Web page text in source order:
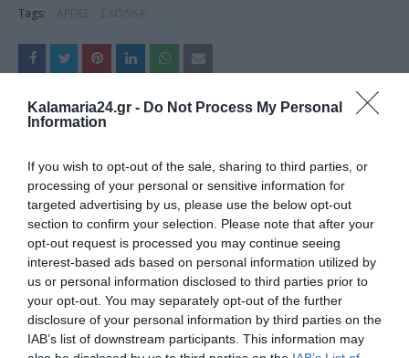
Kalamaria24.gr - Do Not Process My Personal
Information
If you wish to opt-out of the sale, sharing to third parties, or
processing of your personal or sensitive information for
targeted advertising by us, please use the below opt-out
section to confirm your selection. Please note that after your
opt-out request is processed you may continue seeing
interest-based ads based on personal information utilized by
us or personal information disclosed to third parties prior to
your opt-out. You may separately opt-out of the further
disclosure of your personal information by third parties on the
IAB’s list of downstream participants. This information may
Tags:
ΔΗΜΟΣΊΕΥΣΗ ΣΧΟΛΊΟΥ
0 Σχόλια